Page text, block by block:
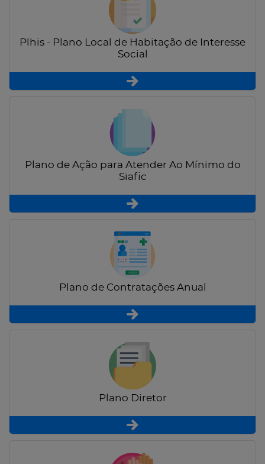
Plhis - Plano Local de Habitação de Interesse
Social
Plano de Ação para Atender Ao Mínimo do
Siafic
Plano de Contratações Anual
Plano Diretor